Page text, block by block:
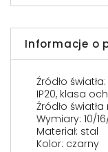
Informacje o
Źródło światła:
IP20, klasa
Źródło
Wymiary: 10/
Materiał: stal
Kolor: czarny